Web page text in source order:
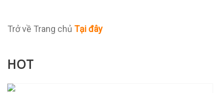
Trở về Trang chủ Tại đây
HOT